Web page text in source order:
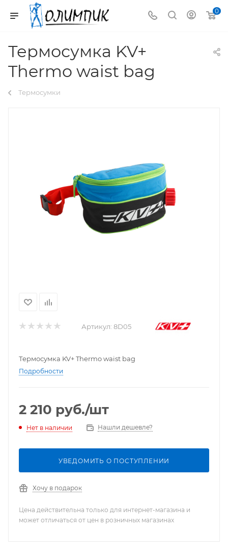
0
Термосумка KV+
Thermo waist bag
Термосумки
Артикул: 8D05
Термосумка KV+ Thermo waist bag
Подробности
2 210 руб./шт
Нет в наличии Нашли дешевле?
УВЕДОМИТЬ О ПОСТУПЛЕНИИ
Хочу в подарок
Цена действительна только для интернет-магазина и
может отличаться от цен в розничных магазинах